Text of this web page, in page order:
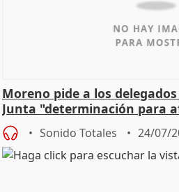
Moreno pide a los
Junta "determinación para
diálog
Sonido Totales 24/07/